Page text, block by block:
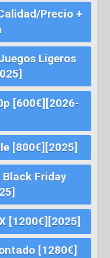
Precio +
Ligeros
[600€][2026-
[800€][2025]
Black Friday
[1200€][2025]
[1280€]